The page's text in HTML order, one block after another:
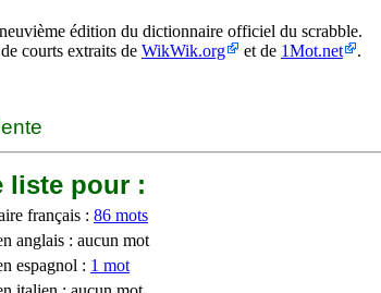
édition du dictionnaire officiel du scrabble.
courts extraits de WikWik.org et de 1Mot.net .
liste pour :
français : 86 mots
anglais : aucun mot
espagnol : 1 mot